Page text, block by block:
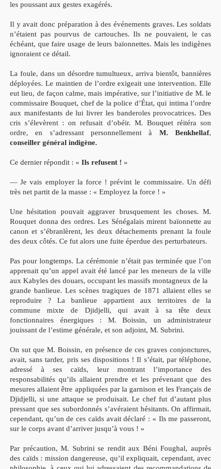
les poussant aux gestes exagérés.
Il y avait donc préparation à des événements graves. Les soldats
n’étaient pas pourvus de cartouches. Ils ne pouvaient, le cas
échéant, que faire usage de leurs baïonnettes. Mais les indigènes
ignoraient ce détail.
La foule, dans un désordre tumultueux, arriva bientôt, bannières
déployées. Le maintien de l’ordre exigeait uneintervention. Elle
eut lieu, de façon calme, mais impérative, surl’initiative de M. le
commissaire Bouquet, chef de la police d’État,qui intima l’ordre
aux manifestants de lui livrer les banderolesprovocatrices. Des
cris s’élevèrent : on refusait d’obéir. M. Bouquet réitéra son
ordre, en s’adressant personnellement à M. Benkhellaf,
conseiller général indigène.
Ce dernier répondit : « Ils refusent ! »
— Je vais employer la force ! prévint le commissaire. Un défi
très net partit de la masse : « Employez la force ! »
Une hésitation pouvait aggraver brusquement les choses. M.
Rouquet donna des ordres. Les Sénégalais mirent baïonnette au
canon et s’ébranlèrent, les deux détachements prenant la foule
des deux côtés. Ce fut alors une fuite éperdue des perturbateurs.
Pas pour longtemps. La cérémonie n’était pas terminée que l’on
apprenait qu’un appel avait été lancé par les meneurs de la ville
aux Kabyles des douars, occupant les massifs montagneux de la
grande banlieue. Les scènes tragiques de 1871 allaient elles se
reproduire ? La banlieue appartient aux territoires de la
communemixte de Djidjelli, qui avait à sa tête deux
fonctionnaires énergiques : M. Boissin, un administrateur
jouissant de l’estime générale, et son adjoint, M. Subrini.
On sut que M. Boissin, en présence de ces graves conjonctures,
avait, sans tarder, pris ses dispositions ! Il s’était, par téléphone,
adressé à ses caïds, leur montrant l’importance des
responsabilités qu’ils allaient prendre et les prévenant que des
mesures allaient être appliquées par la garnison et les Français de
Djidjelli, si une attaque se produisait. Le chef fut d’autant plus
pressant que sessubordonnés s’avéraient hésitants. On affirmait,
cependant, qu’unde ces caïds avait déclaré : « Ils me passeront,
sur le corps avant d’arriver jusqu’à vous ! »
Par précaution, M. Subrini se rendit aux Béni Foughal, auprès
des caïds : mission dangereuse, qu’il expliquait, cependant, avec